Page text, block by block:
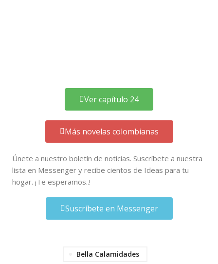
Ver capítulo 24
Más novelas colombianas
Únete a nuestro boletín de noticias. Suscríbete a nuestra
lista en Messenger y recibe cientos de Ideas para tu
hogar. ¡Te esperamos..!
Suscríbete en Messenger
Bella Calamidades